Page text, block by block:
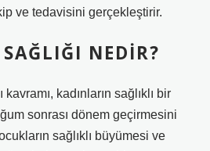
ve tedavisini gerçekleştirir.
NEDIR?
kadınların sağlıklı bir
sonrası dönem geçirmesini
sağlıklı büyümesi ve